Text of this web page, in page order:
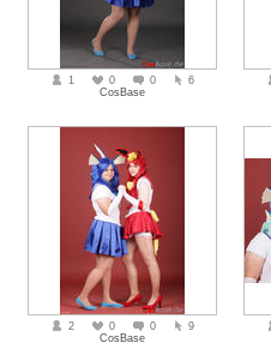
1 0 0
6
CosBase
2 0 0
9
CosBase